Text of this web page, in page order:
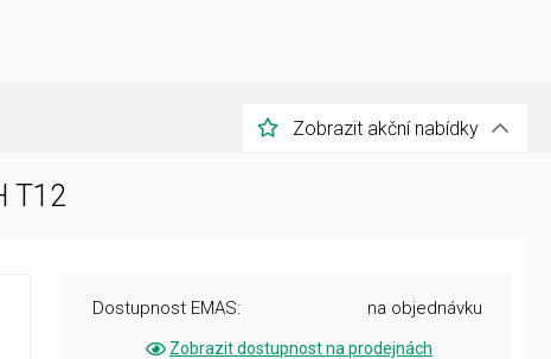
Zobrazit akční nabídky
T12
Dostupnost EMAS: na objednávku
Zobrazit dostupnost na prodejnách